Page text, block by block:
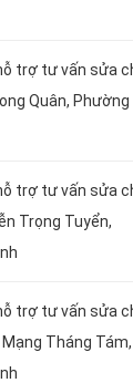
trợ tư vấn sửa
Quân, Phường
trợ tư vấn sửa
Trọng Tuyển,
trợ tư vấn sửa
Tháng Tám,